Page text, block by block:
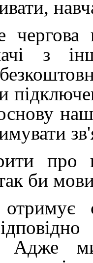
з
про
би
Адже